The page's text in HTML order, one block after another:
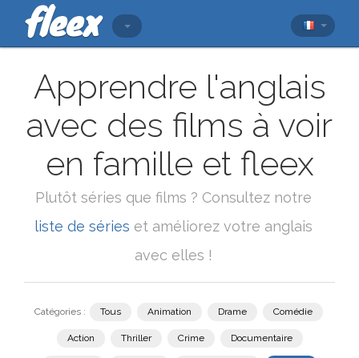
Apprendre l'anglais
avec des films à voir
en famille et fleex
Plutôt séries que films ? Consultez notre
liste de séries et améliorez votre anglais
avec elles !
Catégories : Tous Animation Drame Comédie
Action Thriller Crime Documentaire